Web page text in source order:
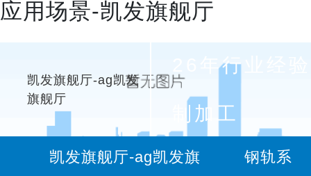
应用场景-凯发旗舰厅
凯发旗舰厅-ag凯发
旗舰厅
26年行业经验
制加工
凯发旗舰厅-ag凯发旗 钢轨系